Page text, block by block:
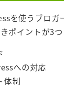
を使うブロガ
ポイントが3つ
への対応
体制